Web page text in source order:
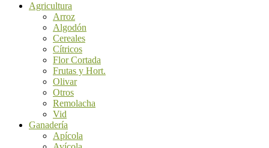
Agricultura
Arroz
Algodón
Cereales
Cítricos
Flor Cortada
Frutas y Hort.
Olivar
Otros
Remolacha
Vid
Ganadería
Apícola